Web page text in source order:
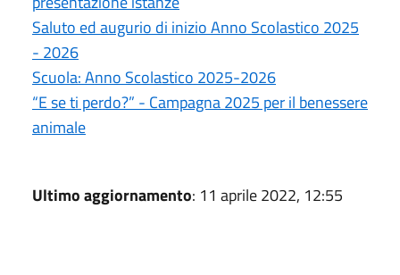
Saluto ed augurio di inizio Anno Scolastico 2025
- 2026
Scuola: Anno Scolastico 2025-2026
“E se ti perdo?” - Campagna 2025 per il benessere
animale
Ultimo aggiornamento: 11 aprile 2022, 12:55